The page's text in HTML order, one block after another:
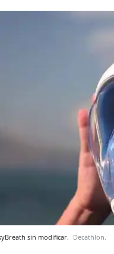
sin modificar. Decathlon.